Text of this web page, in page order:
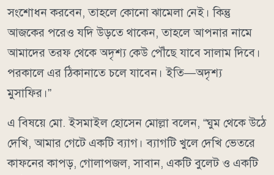
সংশোধন করবেন, তাহলে কোনো ঝামেলা নেই। কিন্তু
আজকের পরেও যদি উড়তে থাকেন, তাহলে আপনার নামে
আমাদের তরফ থেকে অদৃশ্য কেউ পৌঁছে যাবে সালাম দিবে।
পরকালে এর ঠিকানাতে চলে যাবেন। ইতি—অদৃশ্য
মুসাফির।”
এ বিষয়ে মো. ইসমাইল হোসেন মোল্লা বলেন, “ঘুম থেকে উঠে
দেখি, আমার গেটে একটি ব্যাগ। ব্যাগটি খুলে দেখি ভেতরে
কাফনের কাপড়, গোলাপজল, সাবান, একটি বুলেট ও একটি